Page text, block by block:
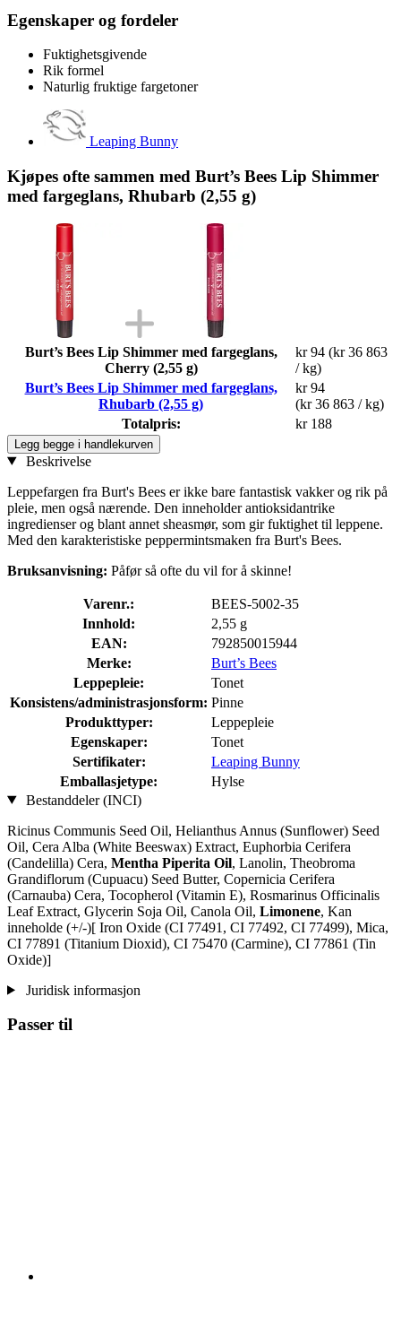
Egenskaper og fordeler
Fuktighetsgivende
Rik formel
Naturlig fruktige fargetoner
Leaping Bunny
Kjøpes ofte sammen med Burt’s Bees Lip Shimmer
med fargeglans, Rhubarb (2,55 g)
Burt’s Bees Lip Shimmer med fargeglans,
Cherry (2,55 g)
kr 94 (kr 36 863
/ kg)
Burt’s Bees Lip Shimmer med fargeglans,
Rhubarb (2,55 g)
kr 94
(kr 36 863 / kg)
Totalpris:
kr 188
Legg begge i handlekurven
Beskrivelse
Leppefargen fra Burt's Bees er ikke bare fantastisk vakker og rik på
pleie, men også nærende. Den inneholder antioksidantrike
ingredienser og blant annet sheasmør, som gir fuktighet til leppene.
Med den karakteristiske peppermintsmaken fra Burt's Bees.
Bruksanvisning: Påfør så ofte du vil for å skinne!
Varenr.:
BEES-5002-35
Innhold:
2,55 g
EAN:
792850015944
Merke:
Burt’s Bees
Leppepleie:
Tonet
Konsistens/administrasjonsform: Pinne
Produkttyper:
Leppepleie
Egenskaper:
Tonet
Sertifikater:
Leaping Bunny
Emballasjetype:
Hylse
Bestanddeler (INCI)
Ricinus Communis Seed Oil, Helianthus Annus (Sunflower) Seed
Oil, Cera Alba (White Beeswax) Extract, Euphorbia Cerifera
(Candelilla) Cera, Mentha Piperita Oil, Lanolin, Theobroma
Grandiflorum (Cupuacu) Seed Butter, Copernicia Cerifera
(Carnauba) Cera, Tocopherol (Vitamin E), Rosmarinus Officinalis
Leaf Extract, Glycerin Soja Oil, Canola Oil, Limonene, Kan
inneholde (+/-)[ Iron Oxide (CI 77491, CI 77492, CI 77499), Mica,
CI 77891 (Titanium Dioxid), CI 75470 (Carmine), CI 77861 (Tin
Oxide)]
Juridisk informasjon
Passer til